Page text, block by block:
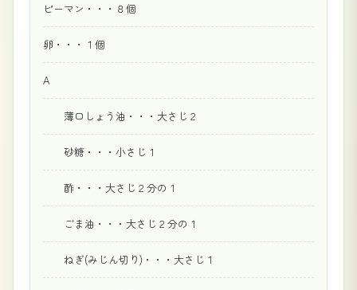
ピーマン・・・８個
卵・・・１個
A
薄口しょう油・・・大さじ２
砂糖・・・小さじ１
酢・・・大さじ２分の１
ごま油・・・大さじ２分の１
ねぎ(みじん切り)・・・大さじ１